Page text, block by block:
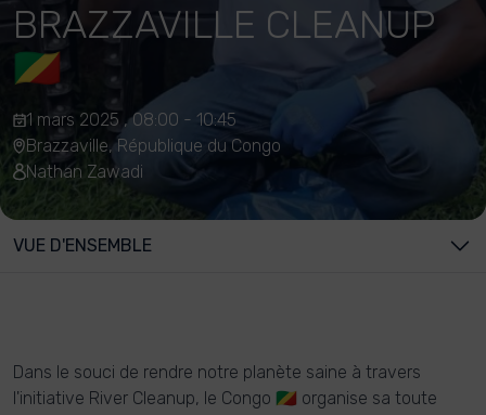
BRAZZAVILLE CLEANUP
🇨🇬
1 mars 2025 , 08:00 - 10:45
Brazzaville, République du Congo
Nathan Zawadi
VUE D'ENSEMBLE
Dans le souci de rendre notre planète saine à travers
l'initiative River Cleanup, le Congo 🇨🇬 organise sa toute